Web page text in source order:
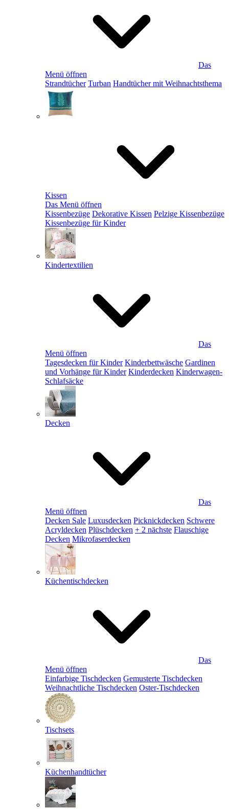
Das
Menü öffnen
Strandtücher Turban Handtücher mit Weihnachtsthema
Kissen
Das Menü öffnen
Kissenbezüge Dekorative Kissen Pelzige Kissenbezüge
Kissenbezüge für Kinder
Kindertextilien
Das
Menü öffnen
Tagesdecken für Kinder Kinderbettwäsche Gardinen
und Vorhänge für Kinder Kinderdecken Kinderwagen-
Schlafsäcke
Decken
Das
Menü öffnen
Decken Sale Luxusdecken Picknickdecken Schwere
Acryldecken Plüschdecken + 2 nächste Flauschige
Decken Mikrofaserdecken
Küchentischdecken
Das
Menü öffnen
Einfarbige Tischdecken Gemusterte Tischdecken
Weihnachtliche Tischdecken Oster-Tischdecken
Tischsets
Küchenhandtücher